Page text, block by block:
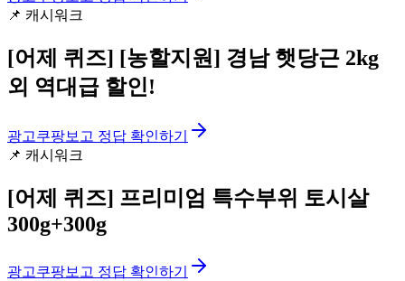
📌 캐시워크
[어제 퀴즈] [농할지원] 경남 햇당근 2kg
외 역대급 할인!
광고쿠팡보고 정답 확인하기
📌 캐시워크
[어제 퀴즈] 프리미엄 특수부위 토시살
300g+300g
광고쿠팡보고 정답 확인하기